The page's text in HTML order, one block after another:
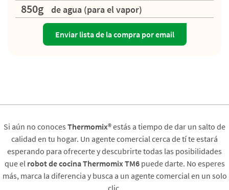
850g de agua (para el vapor)
Enviar lista de la compra por email
Si aún no conoces Thermomix®estás a tiempo de dar un salto de
calidad en tu hogar. Un agente comercial cerca de tí te estará
esperando para ofrecerte y descubrirte todas las posibilidades
que el robot de cocina Thermomix TM6puede darte. No esperes
más, marca la diferencia y busca a un agente comercial en un solo